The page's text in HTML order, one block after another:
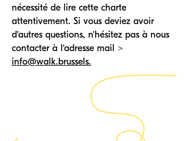
nécessité de lire cette charte
attentivement. Si vous deviez avoir
d’autres questions, n’hésitez pas à nous
contacter à l’adresse mail >
info@walk.brussels.